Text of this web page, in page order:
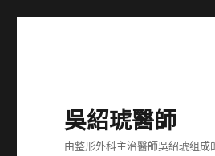
吳紹琥醫師
由整形外科主治醫師吳紹琥组